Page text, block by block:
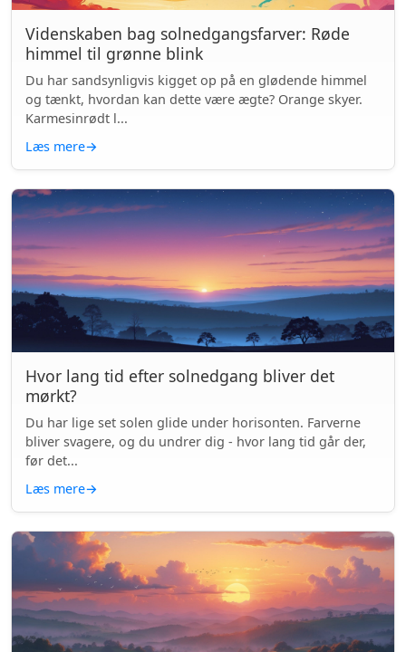
Videnskaben bag solnedgangsfarver: Røde
himmel til grønne blink
Du har sandsynligvis kigget op på en glødende himmel
og tænkt, hvordan kan dette være ægte? Orange skyer.
Karmesinrødt l...
Læs mere→
Hvor lang tid efter solnedgang bliver det
mørkt?
Du har lige set solen glide under horisonten. Farverne
bliver svagere, og du undrer dig - hvor lang tid går der,
før det...
Læs mere→